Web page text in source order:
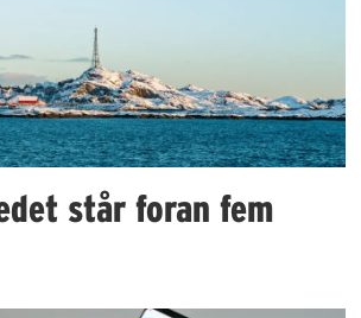
står foran fem